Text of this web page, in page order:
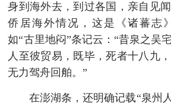
身到海外去，到过各国，亲自见
侨居海外情况，这是《诸蕃志
如“古里地闷”条记云：“昔泉之吴
人至彼贸易，既毕，死者十八九
无力驾舟回舶。”
在澎湖条，还明确记载“泉州